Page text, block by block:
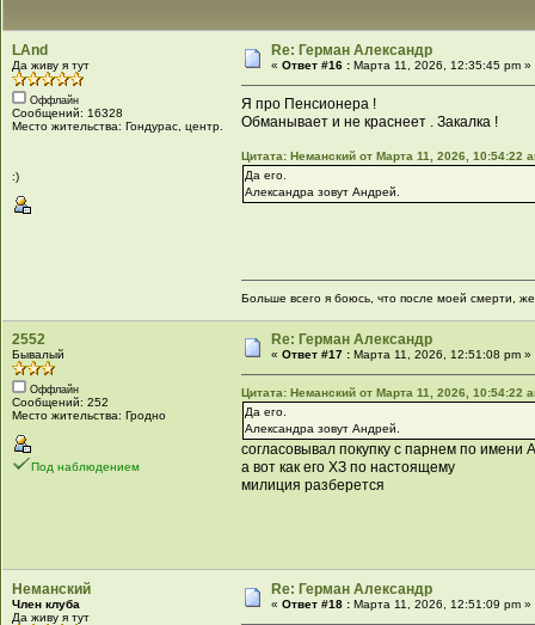
LAnd
Да живу я тут
Оффлайн
Сообщений: 16328
Место жительства: Гондурас, центр.
:)
Re: Герман Александр
«Ответ #16 : Марта 11, 2026, 12:35:45 pm »
Я про Пенсионера !
Обманывает и не краснеет . Закалка !
Цитата: Неманский от Марта 11, 2026, 10:54:22
Да его.
Александра зовут Андрей.
Больше всего я боюсь, что после моей смерти,
2552
Бывалый
Оффлайн
Сообщений: 252
Место жительства: Гродно
Под наблюдением
Re: Герман Александр
«Ответ #17 : Марта 11, 2026, 12:51:08 pm »
Цитата: Неманский от Марта 11, 2026, 10:54:22
Да его.
Александра зовут Андрей.
согласовывал покупку с парнем по имени
а вот как его ХЗ по настоящему
милиция разберется
Неманский
Член клуба
Да живу я тут
Re: Герман Александр
«Ответ #18 : Марта 11, 2026, 12:51:09 pm »